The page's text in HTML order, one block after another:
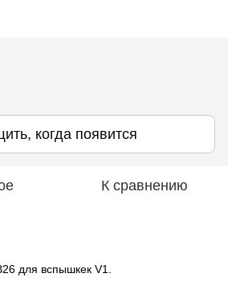
когда появится
К сравнению
для вспышкек V1.